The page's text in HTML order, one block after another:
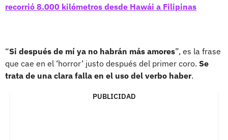
recorrió 8.000 kilómetros desde Hawái a Filipinas
“Si después de mí ya no habrán más amores”, es la frase
que cae en el ‘horror’ justo después del primer coro. Se
trata de una clara falla en el uso del verbo haber.
PUBLICIDAD